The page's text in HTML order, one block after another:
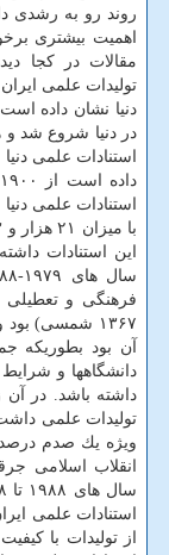
روند رو به رشدی
اهمیت بیشتری
مقالات در كجا
تولیدات علمی
دنیا نشان داده است كه از آغاز
در دنیا شروع شد و
این استنادات
فرهنگی و
آن بود بطوریكه
تولیدات علمی
انقلاب اسلامی
استنادات علمی